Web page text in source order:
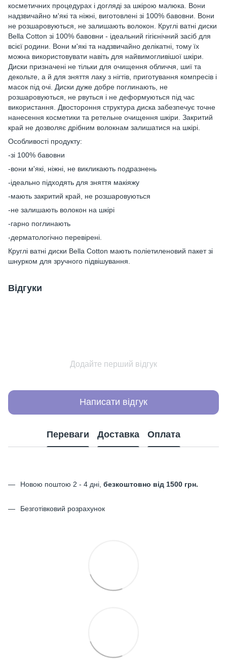
косметичних процедурах і догляді за шкірою малюка. Вони
надзвичайно м'які та ніжні, виготовлені зі 100% бавовни. Вони
не розшаровуються, не залишають волокон. Круглі ватні диски
Bella Cotton зі 100% бавовни - ідеальний гігієнічний засіб для
всієї родини. Вони м'які та надзвичайно делікатні, тому їх
можна використовувати навіть для найвимогливішої шкіри.
Диски призначені не тільки для очищення обличчя, шиї та
декольте, а й для зняття лаку з нігтів, приготування компресів і
масок під очі. Диски дуже добре поглинають, не
розшаровуються, не рвуться і не деформуються під час
використання. Двостороння структура диска забезпечує точне
нанесення косметики та ретельне очищення шкіри. Закритий
край не дозволяє дрібним волокнам залишатися на шкірі.
Особливості продукту:
-зі 100% бавовни
-вони м'які, ніжні, не викликають подразнень
-ідеально підходять для зняття макіяжу
-мають закритий край, не розшаровуються
-не залишають волокон на шкірі
-гарно поглинають
-дерматологічно перевірені.
Круглі ватні диски Bella Cotton мають поліетиленовий пакет зі
шнурком для зручного підвішування.
Відгуки
Додайте перший відгук
Написати відгук
Переваги Доставка Оплата
Новою поштою 2 - 4 дні, безкоштовно від 1500 грн.
Безготівковий розрахунок